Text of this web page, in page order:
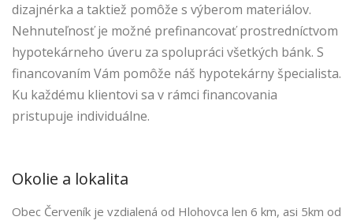
dizajnérka a taktiež pomôže s výberom materiálov.
Nehnuteľnosť je možné prefinancovať prostredníctvom
hypotekárneho úveru za spolupráci všetkých bánk. S
financovaním Vám pomôže náš hypotekárny špecialista.
Ku každému klientovi sa v rámci financovania
pristupuje individuálne.
Okolie a lokalita
Obec Červeník je vzdialená od Hlohovca len 6 km, asi 5km od